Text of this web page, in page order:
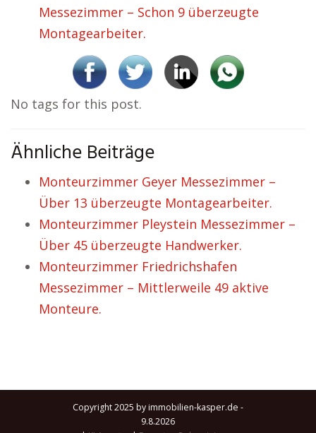
Messezimmer – Schon 9 überzeugte
Montagearbeiter.
No tags for this post.
Ähnliche Beiträge
Monteurzimmer Geyer Messezimmer –
Über 13 überzeugte Montagearbeiter.
Monteurzimmer Pleystein Messezimmer –
Über 45 überzeugte Handwerker.
Monteurzimmer Friedrichshafen
Messezimmer – Mittlerweile 49 aktive
Monteure.
Copyright 2025 by immobilien-kasper.de -
9.8.2026